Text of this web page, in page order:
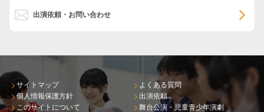
出演依頼・お問い合わせ
サイトマップ
個人情報保護方針
このサイトについて
よくある質問
出演依頼
舞台公演・児童青少年演劇